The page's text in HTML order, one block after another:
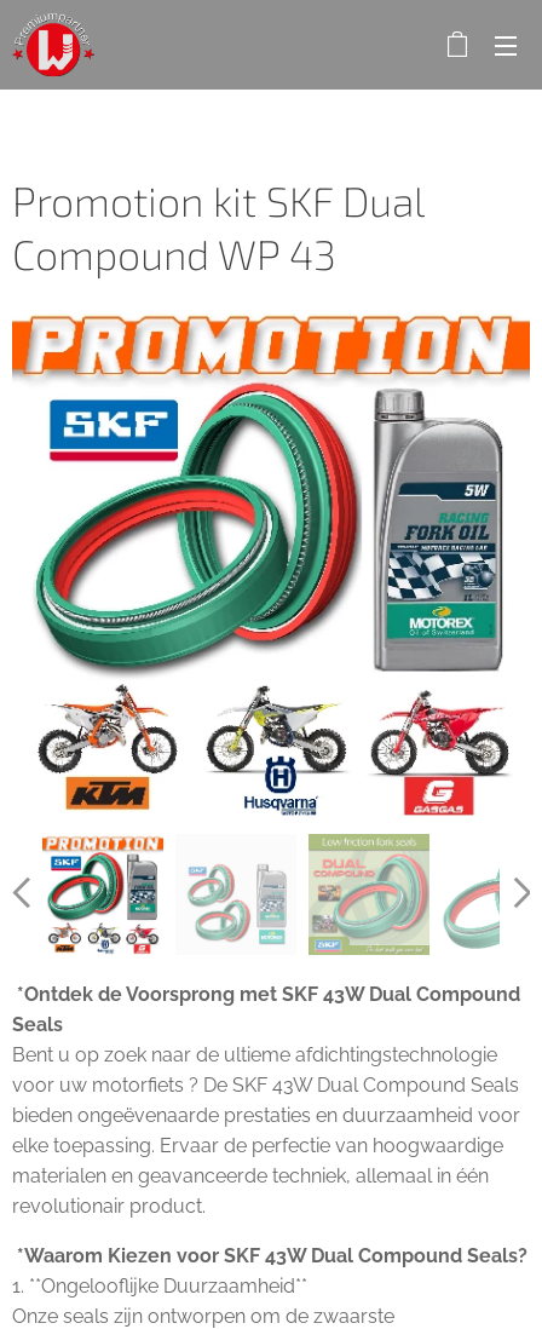
Promotion kit SKF Dual
Compound WP 43
*Ontdek de Voorsprong met SKF 43W Dual Compound
Seals
Bent u op zoek naar de ultieme afdichtingstechnologie
voor uw motorfiets ? De SKF 43W Dual Compound Seals
bieden ongeëvenaarde prestaties en duurzaamheid voor
elke toepassing. Ervaar de perfectie van hoogwaardige
materialen en geavanceerde techniek, allemaal in één
revolutionair product.
*Waarom Kiezen voor SKF 43W Dual Compound Seals?
1. **Ongelooflijke Duurzaamheid**
Onze seals zijn ontworpen om de zwaarste